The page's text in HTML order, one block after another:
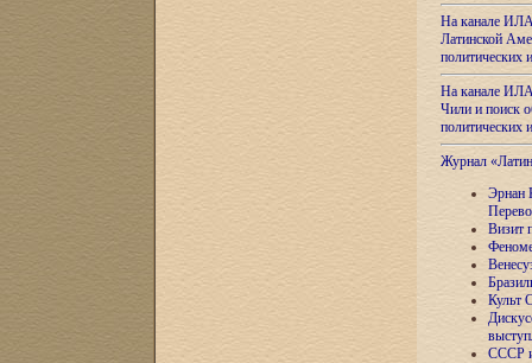
На канале
Латинской
На канале
Чили и поиск
Журнал
Эрнан
Визит
Культ
СССР и